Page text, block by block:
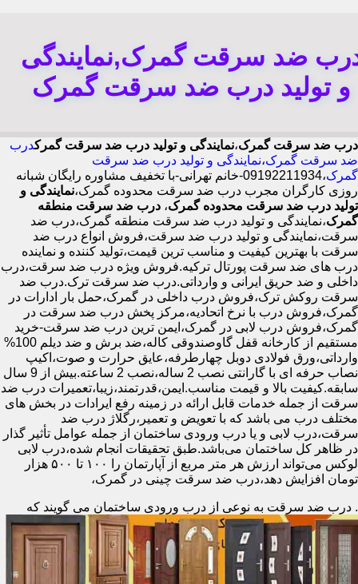
ضد سرقت گمرک,نمایندگی
و تولید درب ضد سرقت گمرک
درب ضد سرقت گمرک،نمایندگی و تولید درب ضد سرقت گمرکدرب
ضد سرقت گمرک،نمایندگی و تولید درب ضد سرقت
گمرک
،09192211934-خانم تهرانی-با تخفیف مشاوره رایگان شبانه
روزی کارگران مجرب درب ضد سرقت محدوده گمرک،نمایندگی و
تولید درب ضد سرقت محدوده گمرک، درب ضد سرقت منطقه
گمرک،نمایندگی و تولید درب ضد سرقت منطقه گمرک،درب ضد
سرقت،نمایندگی و تولید درب ضد سرقت،فروش انواع درب ضد
سرقت با بهترین کیفیت و مناسب ترین قیمت،تولید کننده و نماینده
درب های ضد سرقت پورتال ترکیه.فروش ویژه درب ضد سرقت،درب
داخلی و ضد حریق ایرانی و وارداتی.درب ضد سرقت ترک.درب ضد
سرقت روکش ترک،فروش درب داخلی در گمرک،حمل بار ادارات در
گمرک،فروش درب با نرخ اتحادیه،مرکز پخش درب ضد سرقت در
گمرک،فروش درب لابی در گمرک،ایمن ترین درب ضد سرقت-خرید
مستقیم از کارخانه قفل گاوصندوقی کاله،ضد برش و ضد دیلم 100%
وارداتی،ورق فولادی دوبل چهارطرفه،عایق حرارت و صوت،اکیپ
نصاب حرفه ای با گارانتی نصب 2 ساله،نصب 2 ساعته.بیش از 9 سال
سابقه.کیفیت بالا و قیمت مناسب.ایمن،قدرتمند،زیبا،تعمیرات درب ضد
سرقت از جمله خدمات قابل ارائه در زمینه رفع ایرادات در بخش های
مختلف درب می باشد که با تعویض و تعمیر،رگلاژ درب ضد
سرقت،درب لابی و یا درب ورودی ساختمان از جمله عوامل تأثیر گذار
در ظاهر کل ساختمان می‌باشد.طبق تحقیقات انجام شده،درب لابی
لوکس می‌تواند ارزش هر متر مربع از آپارتمان را ۱۰۰ تا ۵۰۰ هزار
تومان افزایش دهد،درب ضد سرقت چینی در گمرک،
. درب ضد سرقت به نوعی از درب ورودی ساختمان می گویند که